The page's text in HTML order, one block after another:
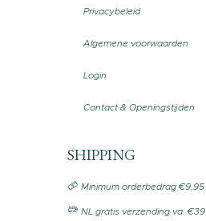
Privacybeleid
Algemene voorwaarden
Login
Contact & Openingstijden
SHIPPING
Minimum orderbedrag €9,95
NL gratis verzending va. €39